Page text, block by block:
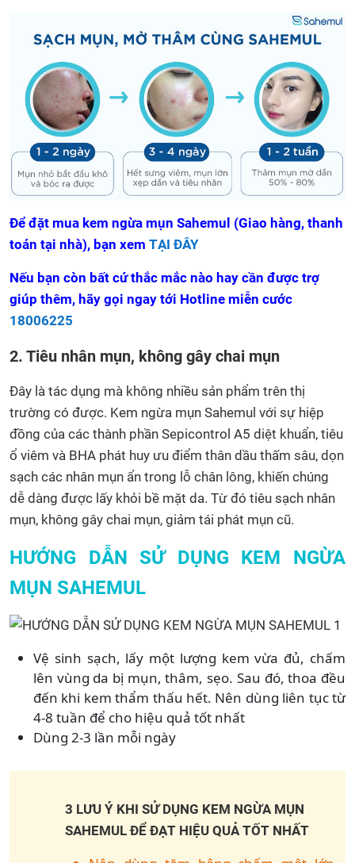
Để đặt mua kem ngừa mụn Sahemul (Giao hàng, thanh
toán tại nhà), bạn xem TẠI ĐÂY
Nếu bạn còn bất cứ thắc mắc nào hay cần được trợ
giúp thêm, hãy gọi ngay tới Hotline miễn cước
18006225
2. Tiêu nhân mụn, không gây chai mụn
Đây là tác dụng mà không nhiều sản phẩm trên thị
trường có được. Kem ngừa mụn Sahemul với sự hiệp
đồng của các thành phần Sepicontrol A5 diệt khuẩn, tiêu
ổ viêm và BHA phát huy ưu điểm thân dầu thấm sâu, dọn
sạch các nhân mụn ẩn trong lỗ chân lông, khiến chúng
dễ dàng được lấy khỏi bề mặt da. Từ đó tiêu sạch nhân
mụn, không gây chai mụn, giảm tái phát mụn cũ.
HƯỚNG DẪN SỬ DỤNG KEM NGỪA
MỤN SAHEMUL
Vệ sinh sạch, lấy một lượng kem vừa đủ, chấm
lên vùng da bị mụn, thâm, sẹo. Sau đó, thoa đều
đến khi kem thẩm thấu hết. Nên dùng liên tục từ
4-8 tuần để cho hiệu quả tốt nhất
Dùng 2-3 lần mỗi ngày
3 LƯU Ý KHI SỬ DỤNG KEM NGỪA MỤN
SAHEMUL ĐỂ ĐẠT HIỆU QUẢ TỐT NHẤT